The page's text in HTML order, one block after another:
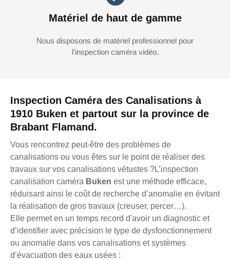
Inspection Caméra des Canalisations à
1910 Buken et partout sur la province de
Brabant Flamand.
Vous rencontrez peut-être des problèmes de
canalisations ou vous êtes sur le point de réaliser des
travaux sur vos canalisations vétustes ?L’inspection
canalisation caméra Buken est une méthode efficace,
réduisant ainsi le coût de recherche d’anomalie en évitant
la réalisation de gros travaux (creuser, percer…).
Elle permet en un temps record d'avoir un diagnostic et
d’identifier avec précision le type de dysfonctionnement
ou anomalie dans vos canalisations et systèmes
d’évacuation des eaux usées :
Matériel de haut de gamme
Nous disposons de matériel professionnel pour
l'inspection caméra vidéo.